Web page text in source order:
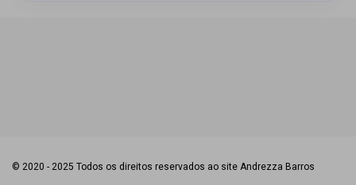
© 2020 - 2025 Todos os direitos reservados ao site Andrezza Barros